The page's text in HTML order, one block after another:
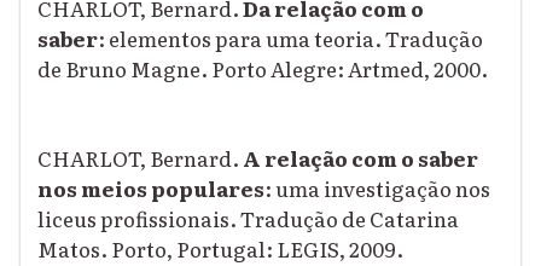
CHARLOT, Bernard.Da relação com o
saber: elementos para uma teoria. Tradução
de Bruno Magne. Porto Alegre: Artmed, 2000.
CHARLOT, Bernard. A relação com o saber
nos meios populares:uma investigação nos
liceus profissionais. Tradução de Catarina
Matos. Porto, Portugal: LEGIS, 2009.